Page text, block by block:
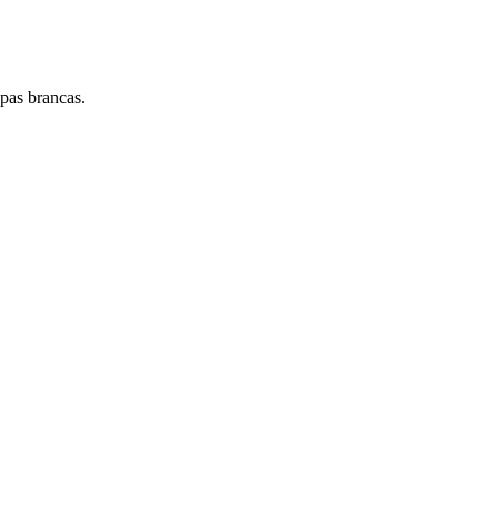
brancas.